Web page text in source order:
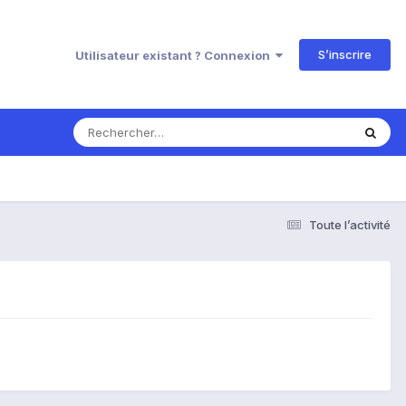
Utilisateur existant ? Connexion S’inscrire
Toute l’activité